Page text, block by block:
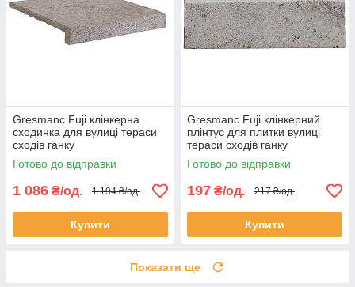
Gresmanc Fuji клінкерна
сходинка для вулиці тераси
сходів ганку
Готово до відправки
1 086 ₴/од. 1 194 ₴/од.
Купити
Gresmanc Fuji клінкерний
плінтус для плитки вулиці
тераси сходів ганку
Готово до відправки
197 ₴/од. 217 ₴/од.
Купити
Показати ще